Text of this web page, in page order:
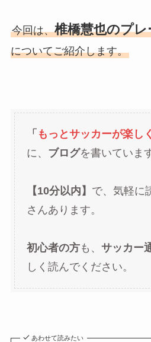
今回は、椎橋慧也のプ
についてご紹介します。
「 もっとサッカーが楽し
に、 ブログを書いていま
【10分以内】 で、気軽に
さんあります。
初心者の方も、 サッカー
しく読んでください。
あわせて読みたい